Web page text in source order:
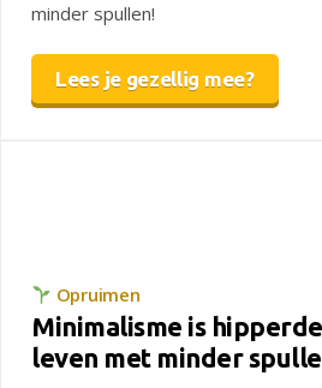
minder spullen!
Lees je gezellig mee?
Opruimen
Minimalisme is
leven met minder